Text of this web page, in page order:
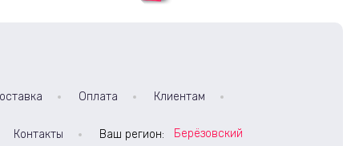
Оплата Клиентам
Контакты Ваш регион: Берёзовский